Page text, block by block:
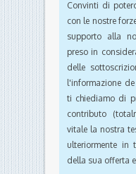
Convinti di
con le nostre
supporto alla
preso in
delle
l'informazione de
ti chiediamo di
contributo
vitale la nostra
ulteriormente
della sua offerta